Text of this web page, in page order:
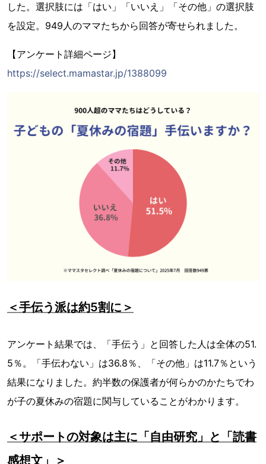
した。選択肢には「はい」「いいえ」「その他」の選択肢
を設定。949人のママたちから回答が寄せられました。
【アンケート詳細ページ】
https://select.mamastar.jp/1388099
＜手伝う派は約5割に＞
アンケート結果では、「手伝う」と回答した人は全体の51.
5％。「手伝わない」は36.8％、「その他」は11.7％という
結果になりました。約半数の保護者が何らかのかたちでわ
が子の夏休みの宿題に関与していることがわかります。
＜サポートの対象は主に「自由研究」と「読書
感想文」＞